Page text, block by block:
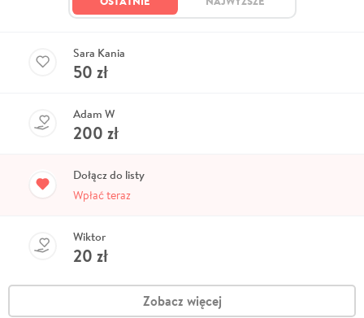
Sara Kania
50 zł
Adam W
200 zł
Dołącz do listy
Wpłać teraz
Wiktor
20 zł
Zobacz więcej